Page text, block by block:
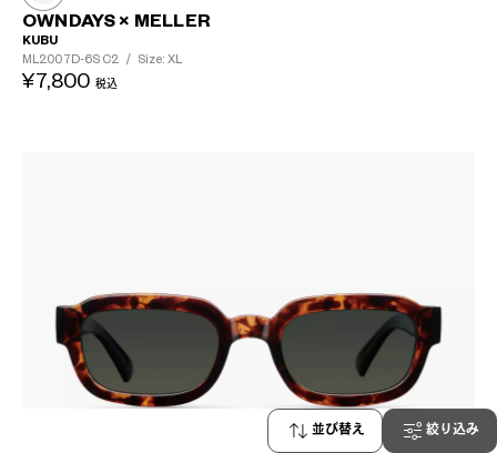
並び替え 絞り込み
OWNDAYS × MELLER
KUBU
ML2007D-6S C2 / Size: XL
¥7,800 税込